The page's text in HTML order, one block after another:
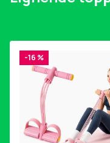
-16 %